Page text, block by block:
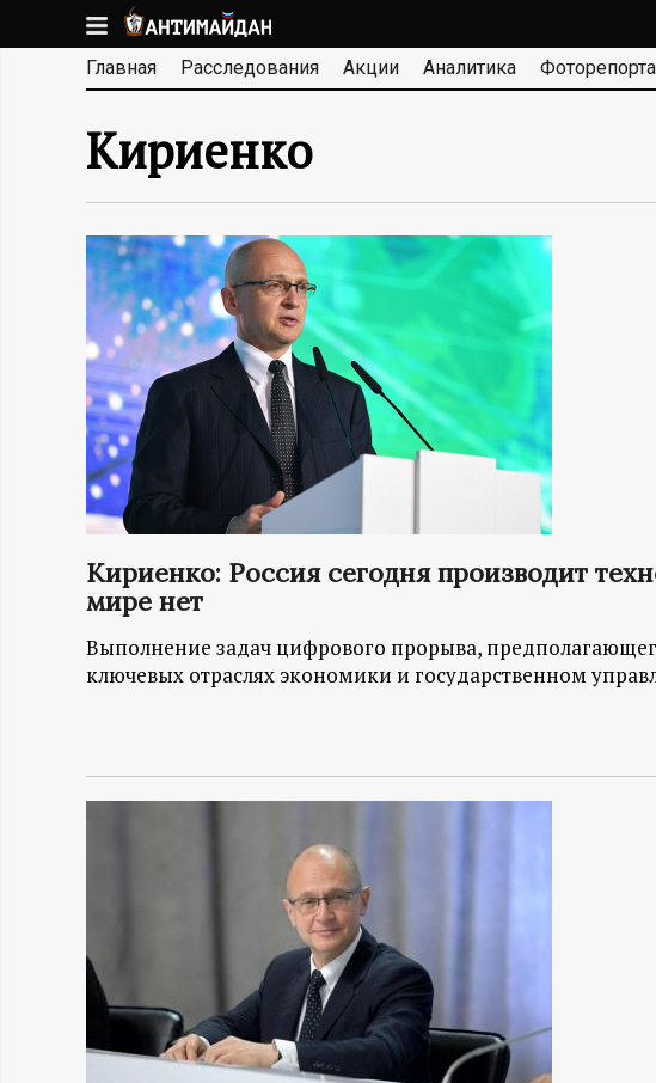
к
основномуА
Н
И
М
А
Й
Д
А
Н
-
м
а
Главная Расследования Акции Аналитика
Кириенко
Кириенко: Россия сегодня производит
мире нет
Выполнение задач цифрового прорыва,
ключевых отраслях экономики и государственном